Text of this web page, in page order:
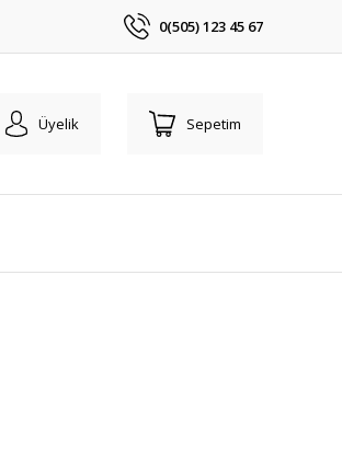
0(505) 123 45 67
Üyelik Sepetim